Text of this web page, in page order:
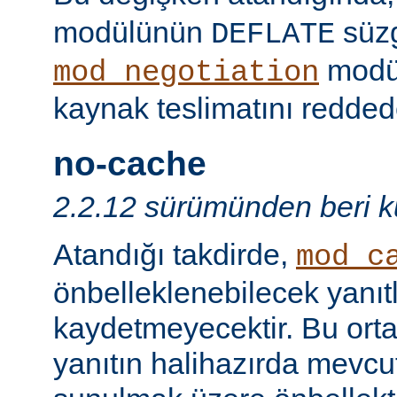
modülünün DEFLATE
mod_negotiation
kaynak teslimatını
no-cache
2.2.12 sürümünden beri
Atandığı takdirde,
önbelleklenebilecek
kaydetmeyecektir. Bu
yanıtın halihazırda